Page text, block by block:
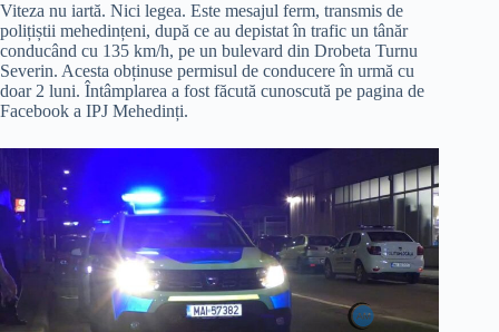
Viteza nu iartă. Nici legea. Este mesajul ferm, transmis de
polițiștii mehedințeni, după ce au depistat în trafic un tânăr
conducând cu 135 km/h, pe un bulevard din Drobeta Turnu
Severin. Acesta obținuse permisul de conducere în urmă cu
doar 2 luni. Întâmplarea a fost făcută cunoscută pe pagina de
Facebook a IPJ Mehedinți.